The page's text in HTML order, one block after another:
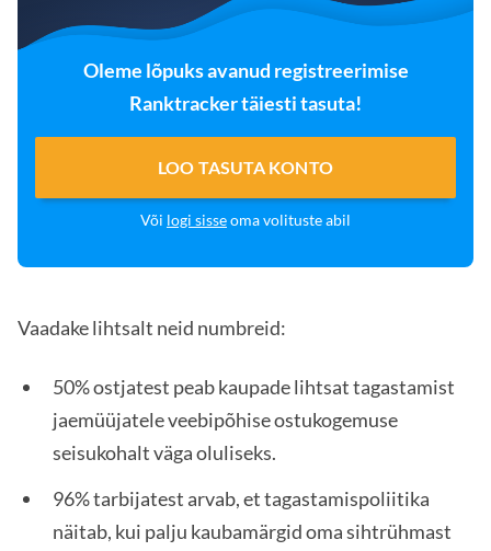
Oleme lõpuks avanud registreerimise
Ranktracker täiesti tasuta!
LOO TASUTA KONTO
Või logi sisseoma volituste abil
Vaadake lihtsalt neid numbreid:
50% ostjatest peab kaupade lihtsat tagastamist
jaemüüjatele veebipõhise ostukogemuse
seisukohalt väga oluliseks.
96% tarbijatest arvab, et tagastamispoliitika
näitab, kui palju kaubamärgid oma sihtrühmast